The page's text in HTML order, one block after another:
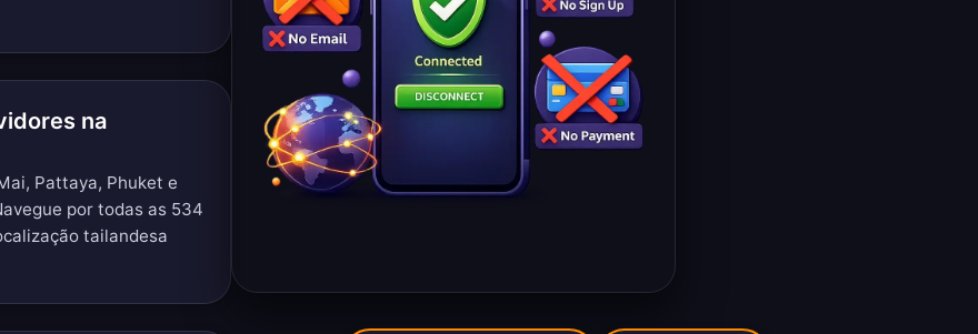
na
Pattaya, Phuket e
por todas as 534
tailandesa